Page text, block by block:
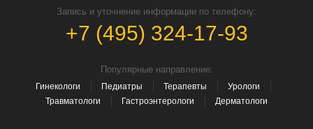
Запись и уточнение информации по телефону:
+7 (495) 324-17-93
Популярные направление:
Гинекологи Педиатры Терапевты
Урологи
Травматологи
Гастроэнтерологи Дерматологи